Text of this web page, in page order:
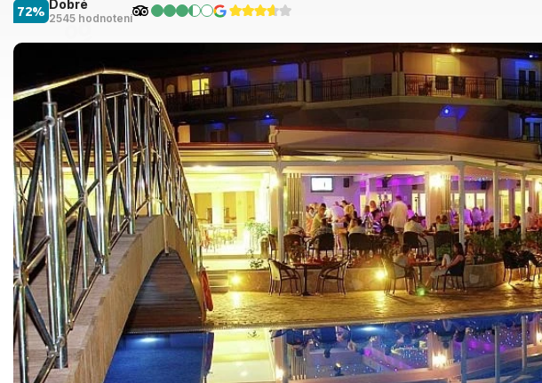
Dobré
2545 hodnotení
72%